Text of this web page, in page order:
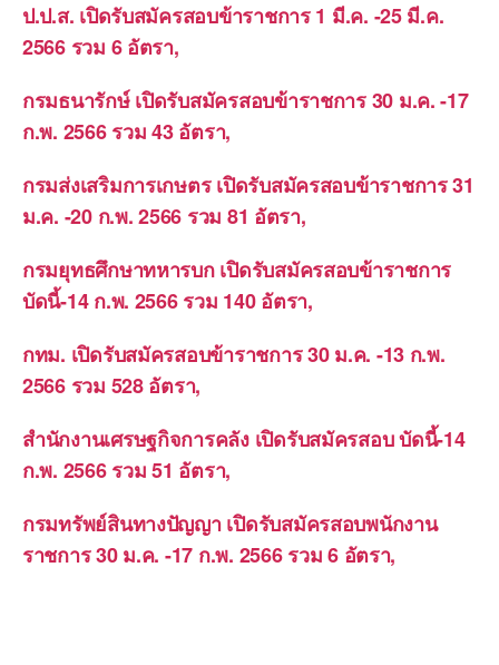
ป.ป.ส. เปิดรับสมัครสอบข้าราชการ 1 มี.ค. -25 มี.ค.
2566 รวม 6 อัตรา,
กรมธนารักษ์ เปิดรับสมัครสอบข้าราชการ 30 ม.ค. -17
ก.พ. 2566 รวม 43 อัตรา,
กรมส่งเสริมการเกษตร เปิดรับสมัครสอบข้าราชการ 31
ม.ค. -20 ก.พ. 2566 รวม 81 อัตรา,
กรมยุทธศึกษาทหารบก เปิดรับสมัครสอบข้าราชการ
บัดนี้-14 ก.พ. 2566 รวม 140 อัตรา,
กทม. เปิดรับสมัครสอบข้าราชการ 30 ม.ค. -13 ก.พ.
2566 รวม 528 อัตรา,
สำนักงานเศรษฐกิจการคลัง เปิดรับสมัครสอบ บัดนี้-14
ก.พ. 2566 รวม 51 อัตรา,
กรมทรัพย์สินทางปัญญา เปิดรับสมัครสอบพนักงาน
ราชการ 30 ม.ค. -17 ก.พ. 2566 รวม 6 อัตรา,